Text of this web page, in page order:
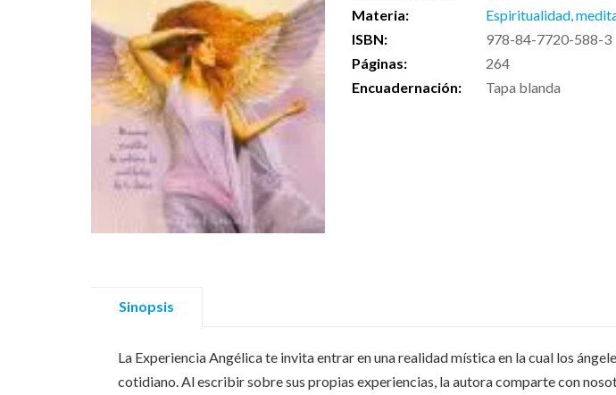
Materia:
Espiritualidad,
ISBN:
978-84-7720-588-3
Páginas:
264
Encuadernación:
Tapa blanda
Sinopsis
La Experiencia Angélica te invita entrar en una realidad mística en la cual los
cotidiano. Al escribir sobre sus propias experiencias, la autora comparte con